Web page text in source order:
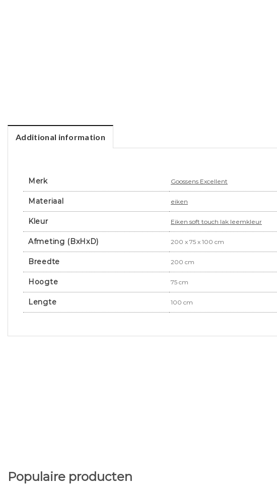
Additional information
Merk Goossens Excellent
Materiaal eiken
Kleur Eiken soft touch lak leemkleur
Afmeting (BxHxD) 200 x 75 x 100 cm
Breedte 200 cm
Hoogte 75 cm
Lengte 100 cm
Populaire producten